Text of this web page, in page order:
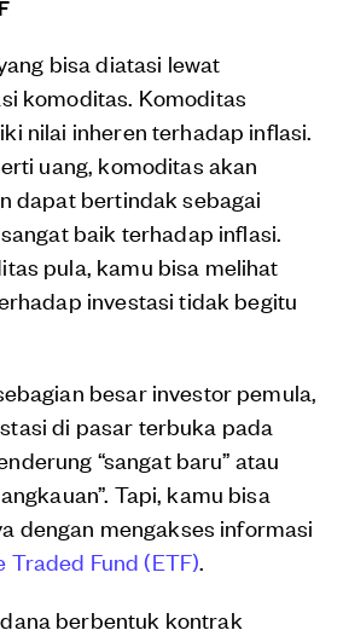
bisa diatasi lewat
komoditas. Komoditas
nilai inheren terhadap inflasi.
uang, komoditas akan
dapat bertindak sebagai
baik terhadap inflasi.
pula, kamu bisa melihat
investasi tidak begitu
besar investor pemula,
di pasar terbuka pada
“sangat baru” atau
Tapi, kamu bisa
dengan mengakses informasi
Traded Fund (ETF).
berbentuk kontrak